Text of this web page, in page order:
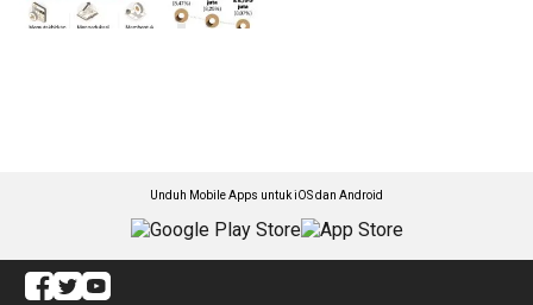
Unduh Mobile Apps untuk iOS dan Android